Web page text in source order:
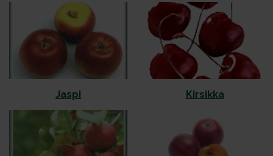
Jas­pi Kir­sik­ka